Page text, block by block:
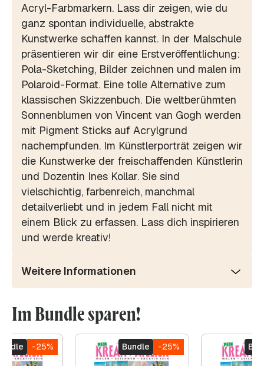
Acryl-Farbmarkern. Lass dir zeigen, wie du
ganz spontan individuelle, abstrakte
Kunstwerke schaffen kannst. In der Malschule
präsentieren wir dir eine Erstveröffentlichung:
Pola-Sketching, Bilder zeichnen und malen im
Polaroid-Format. Eine tolle Alternative zum
klassischen Skizzenbuch. Die weltberühmten
Sonnenblumen von Vincent van Gogh werden
mit Pigment Sticks auf Acrylgrund
nachempfunden. Im Künstlerporträt zeigen wir
die Kunstwerke der freischaffenden Künstlerin
und Dozentin Ines Kollar. Sie sind
vielschichtig, farbenreich, manchmal
detailverliebt und in jedem Fall nicht mit
einem Blick zu erfassen. Lass dich inspirieren
und werde kreativ!
Weitere Informationen
Im Bundle sparen!
-25% Bundle -25%